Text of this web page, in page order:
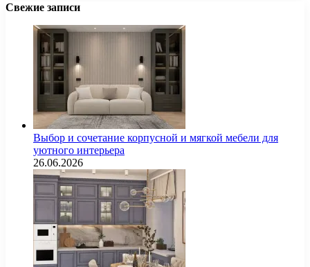
Свежие записи
Выбор и сочетание корпусной и мягкой мебели для
уютного интерьера
26.06.2026